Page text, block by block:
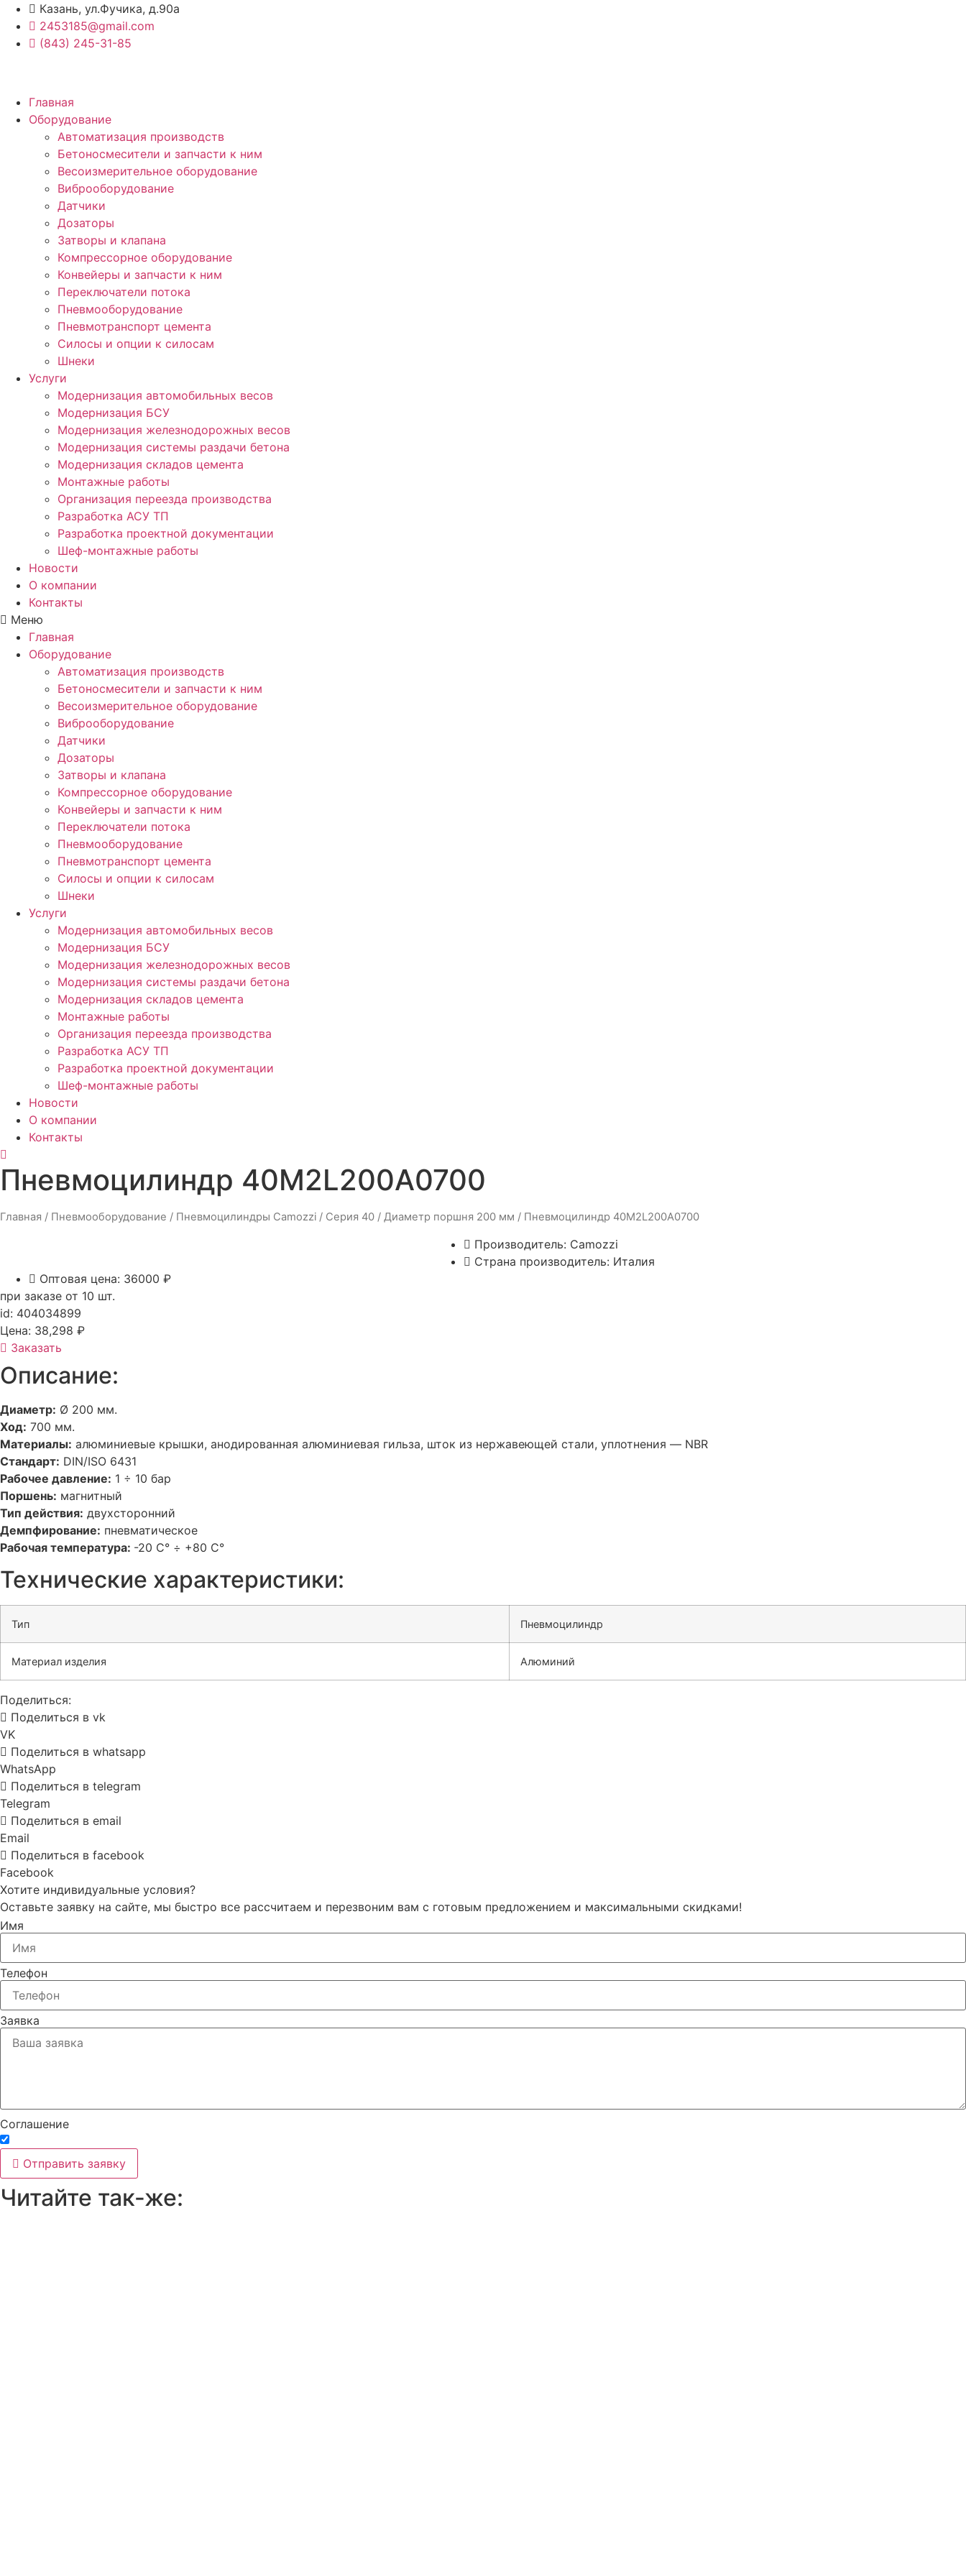
Перейти
содержимому
Казань, ул.Фучика, д.90а
2453185@gmail.com
(843) 245-31-85
Главная
Оборудование
Автоматизация производств
Бетоносмесители и запчасти к ним
Весоизмерительное оборудование
Виброоборудование
Датчики
Дозаторы
Затворы и клапана
Компрессорное оборудование
Конвейеры и запчасти к ним
Переключатели потока
Пневмооборудование
Пневмотранспорт цемента
Силосы и опции к силосам
Шнеки
Услуги
Модернизация автомобильных весов
Модернизация БСУ
Модернизация железнодорожных весов
Модернизация системы раздачи бетона
Модернизация складов цемента
Монтажные работы
Организация переезда производства
Разработка АСУ ТП
Разработка проектной документации
Шеф-монтажные работы
Новости
О компании
Контакты
Меню
Главная
Оборудование
Автоматизация производств
Бетоносмесители и запчасти к ним
Весоизмерительное оборудование
Виброоборудование
Датчики
Дозаторы
Затворы и клапана
Компрессорное оборудование
Конвейеры и запчасти к ним
Переключатели потока
Пневмооборудование
Пневмотранспорт цемента
Силосы и опции к силосам
Шнеки
Услуги
Модернизация автомобильных весов
Модернизация БСУ
Модернизация железнодорожных весов
Модернизация системы раздачи бетона
Модернизация складов цемента
Монтажные работы
Организация переезда производства
Разработка АСУ ТП
Разработка проектной документации
Шеф-монтажные работы
Новости
О компании
Контакты
Пневмоцилиндр 40M2L200A0700
Главная / Пневмооборудование / Пневмоцилиндры Camozzi / Серия 40 / Диаметр поршня 200 мм / Пневмоцилиндр 40M2L200A0700
Производитель: Camozzi
Страна производитель: Италия
Оптовая цена: 36000 ₽
при заказе от 10 шт.
id: 404034899
Цена: 38,298 ₽
Заказать
Описание:
Диаметр: Ø 200 мм.
Ход: 700 мм.
Материалы: алюминиевые крышки, анодированная алюминиевая гильза, шток из нержавеющей стали, уплотнения — NBR
Стандарт: DIN/ISO 6431
Рабочее давление: 1 ÷ 10 бар
Поршень: магнитный
Тип действия: двухсторонний
Демпфирование: пневматическое
Рабочая температура: -20 С° ÷ +80 С°
Технические характеристики:
Тип Пневмоцилиндр
Материал изделия Алюминий
Поделиться:
Поделиться в vk
VK
Поделиться в whatsapp
WhatsApp
Поделиться в telegram
Telegram
Поделиться в email
Email
Поделиться в facebook
Facebook
Хотите индивидуальные условия?
Оставьте заявку на сайте, мы быстро все рассчитаем и перезвоним вам с готовым предложением и максимальными скидками!
Имя
Телефон
Заявка
Соглашение
Отправить заявку
Читайте так-же: